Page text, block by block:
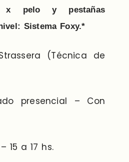
x pelo y pestañas
Sistema Foxy.*
(Técnica de
presencial – Con
15 a 17 hs.